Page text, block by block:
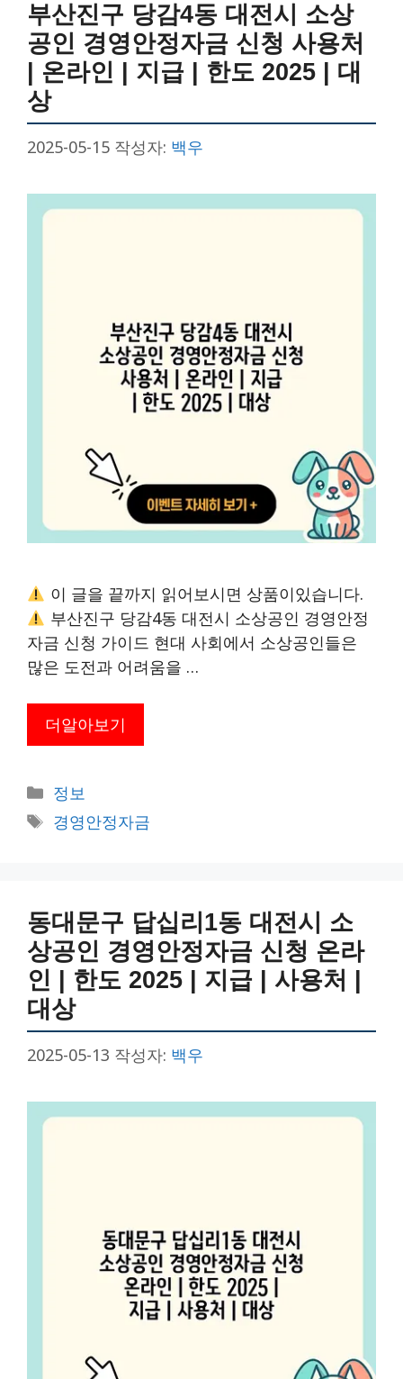
부산진구 당감4동 대전시 소상
공인 경영안정자금 신청 사용처
| 온라인 | 지급 | 한도 2025 | 대
상
2025-05-15 작성자: 백우
이 글을 끝까지 읽어보시면 상품이있습니다.
부산진구 당감4동 대전시 소상공인 경영안정
자금 신청 가이드 현대 사회에서 소상공인들은
많은 도전과 어려움을 …
더알아보기
카
테
고
정보
태
경영안정자금
동대문구 답십리1동 대전시 소
상공인 경영안정자금 신청 온라
인 | 한도 2025 | 지급 | 사용처 |
대상
2025-05-13 작성자: 백우